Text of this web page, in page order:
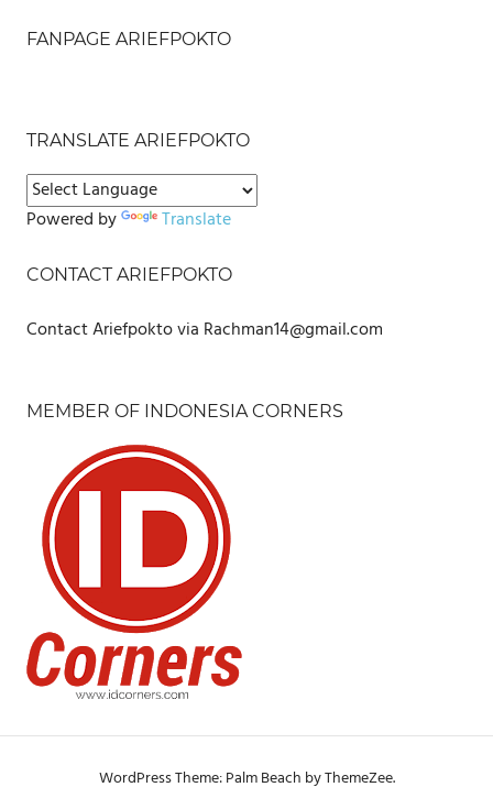
FANPAGE ARIEFPOKTO
TRANSLATE ARIEFPOKTO
Powered by Translate
CONTACT ARIEFPOKTO
Contact Ariefpokto via Rachman14@gmail.com
MEMBER OF INDONESIA CORNERS
WordPress Theme: Palm Beach by ThemeZee.